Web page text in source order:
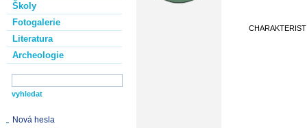
Školy
Fotogalerie
Literatura
Archeologie
Nová hesla